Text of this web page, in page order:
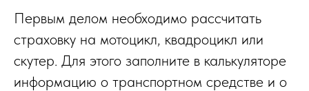
Первым делом необходимо рассчитать
страховку на мотоцикл, квадроцикл или
скутер. Для этого заполните в калькуляторе
информацию о транспортном средстве и о